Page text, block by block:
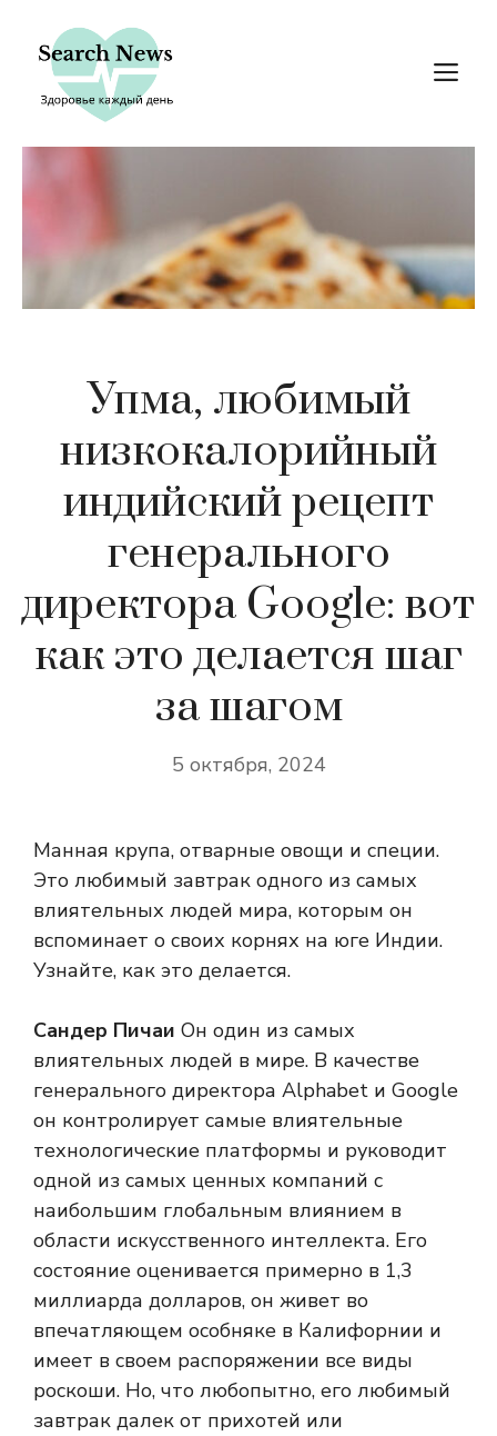
содержимому
Упма, любимый
низкокалорийный
индийский рецепт
генерального
директора Google: вот
как это делается шаг
за шагом
5 октября, 2024
Манная крупа, отварные овощи и специи.
Это любимый завтрак одного из самых
влиятельных людей мира, которым он
вспоминает о своих корнях на юге Индии.
Узнайте, как это делается.
Сандер Пичаи Он один из самых
влиятельных людей в мире. В качестве
генерального директора Alphabet и Google
он контролирует самые влиятельные
технологические платформы и руководит
одной из самых ценных компаний с
наибольшим глобальным влиянием в
области искусственного интеллекта. Его
состояние оценивается примерно в 1,3
миллиарда долларов, он живет во
впечатляющем особняке в Калифорнии и
имеет в своем распоряжении все виды
роскоши. Но, что любопытно, его любимый
завтрак далек от прихотей или